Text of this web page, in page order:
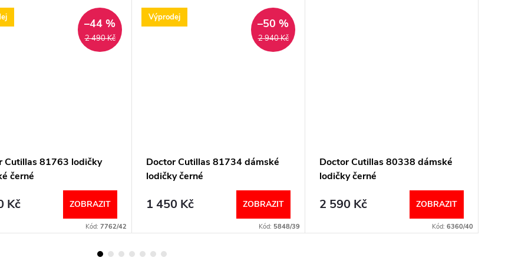
2 490 Kč
–44 %
Cutillas 81763 lodičky
černé
Kč ZOBRAZIT
Kód: 7762/42
Výprodej
2 940 Kč
–50 %
Doctor Cutillas 81734 dámské
lodičky černé
1 450 Kč ZOBRAZIT
Kód: 5848/39
Doctor Cutillas 80338 dámské
lodičky černé
2 590 Kč ZOBRAZIT
Kód: 6360/40